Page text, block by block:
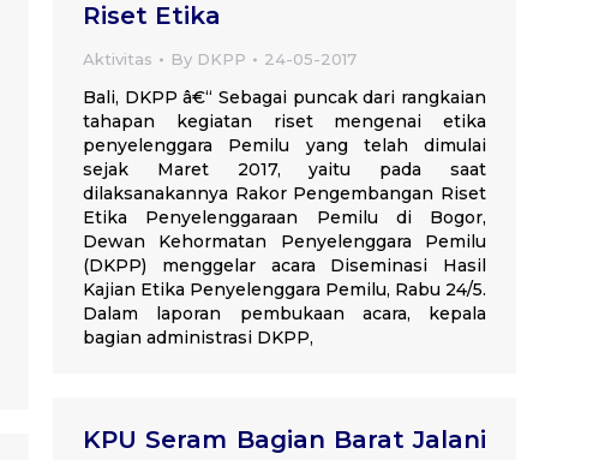
Riset Etika
Aktivitas By DKPP 24-05-2017
Bali, DKPP â€“ Sebagai puncak dari rangkaian
tahapan kegiatan riset mengenai etika
penyelenggara Pemilu yang telah dimulai
sejak Maret 2017, yaitu pada saat
dilaksanakannya Rakor Pengembangan Riset
Etika Penyelenggaraan Pemilu di Bogor,
Dewan Kehormatan Penyelenggara Pemilu
(DKPP) menggelar acara Diseminasi Hasil
Kajian Etika Penyelenggara Pemilu, Rabu 24/5.
Dalam laporan pembukaan acara, kepala
bagian administrasi DKPP,
KPU Seram Bagian Barat Jalani